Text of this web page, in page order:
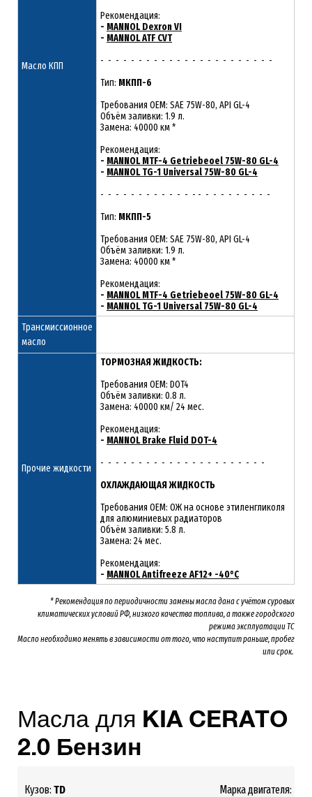
Масло КПП
Рекомендация:
- MANNOL Dexron VI
- MANNOL ATF CVT
- - - - - - - - - - - - - - - - - - - - - - -
Тип: МКПП-6
Требования OEM: SAE 75W-80, API GL-4
Объём заливки: 1.9 л.
Замена: 40000 км *
Рекомендация:
- MANNOL MTF-4 Getriebeoel 75W-80 GL-4
- MANNOL TG-1 Universal 75W-80 GL-4
- - - - - - - - - - - - - - - - - - - - - - -
Тип: МКПП-5
Требования OEM: SAE 75W-80, API GL-4
Объём заливки: 1.9 л.
Замена: 40000 км *
Рекомендация:
- MANNOL MTF-4 Getriebeoel 75W-80 GL-4
- MANNOL TG-1 Universal 75W-80 GL-4
Трансмиссионное
масло
Прочие жидкости
ТОРМОЗНАЯ ЖИДКОСТЬ:
Требования OEM: DOT4
Объём заливки: 0.8 л.
Замена: 40000 км/ 24 мес.
Рекомендация:
- MANNOL Brake Fluid DOT-4
- - - - - - - - - - - - - - - - - - - - - -
ОХЛАЖДАЮЩАЯ ЖИДКОСТЬ
Требования OEM: ОЖ на основе этиленгликоля
для алюминиевых радиаторов
Объём заливки: 5.8 л.
Замена: 24 мес.
Рекомендация:
- MANNOL Antifreeze AF12+ -40°C
* Рекомендация по периодичности замены масла дана с учётом суровых
климатических условий РФ, низкого качества топлива, а также городского
режима эксплуатации ТС
Масло необходимо менятьв зависимости от того, что наступит раньше, пробег
или срок.
Масла для KIA CERATO
2.0 Бензин
Кузов: TD
Марка двигателя: